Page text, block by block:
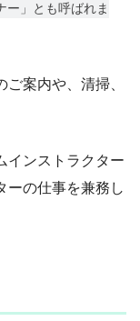
」とも呼ばれま
案内や、清掃、
インストラクター
ーの仕事を兼務し